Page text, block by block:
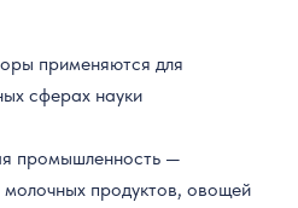
применяются для
сферах науки
промышленность —
продуктов, овощей